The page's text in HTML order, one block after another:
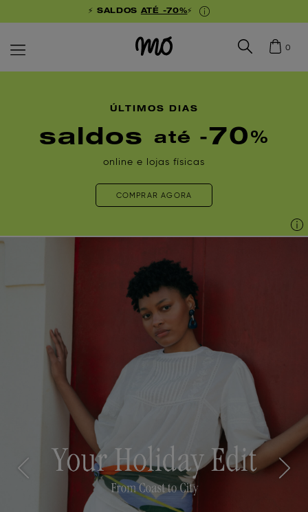
⚡ SALDOS ATÉ -70%⚡
0
ÚLTIMOS DIAS
saldos até - 70 %
online e lojas físicas
COMPRAR AGORA
Previous Next